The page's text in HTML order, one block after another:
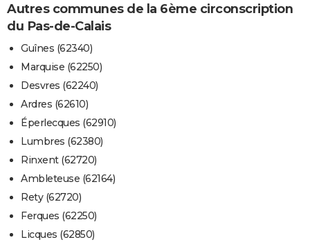
Autres communes de la 6ème circonscription
du Pas-de-Calais
Guînes (62340)
Marquise (62250)
Desvres (62240)
Ardres (62610)
Éperlecques (62910)
Lumbres (62380)
Rinxent (62720)
Ambleteuse (62164)
Rety (62720)
Ferques (62250)
Licques (62850)